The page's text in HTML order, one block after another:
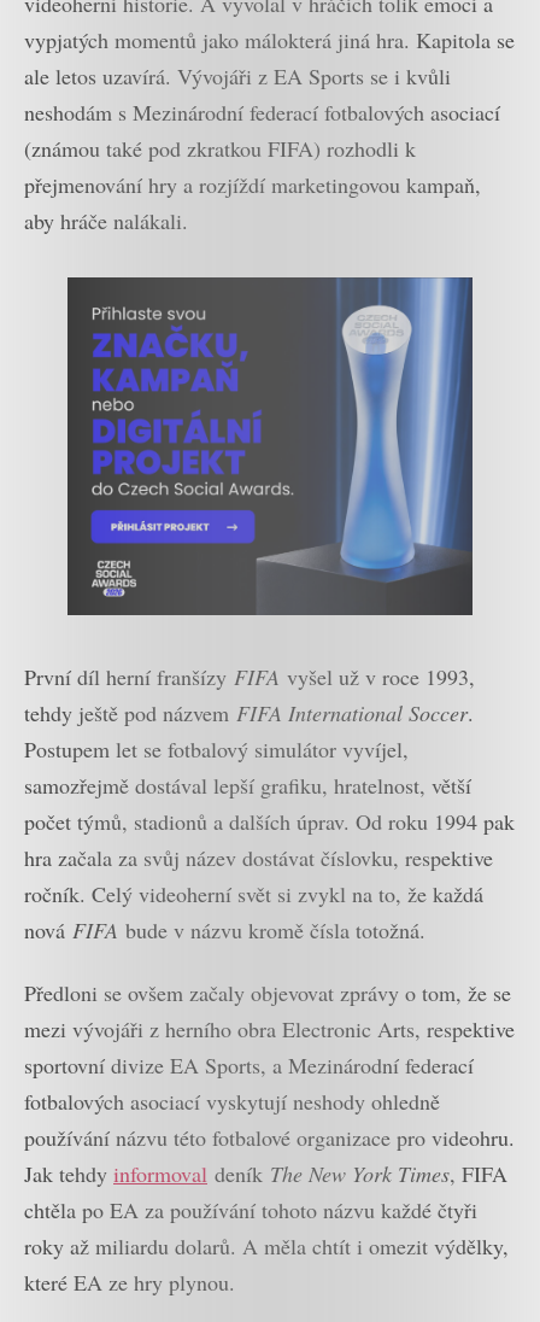
vypjatých momentů jako málokterá jiná hra. Kapitola se
ale letos uzavírá. Vývojáři z EA Sports se i kvůli
neshodám s Mezinárodní federací fotbalových asociací
(známou také pod zkratkou FIFA) rozhodli k
přejmenování hry a rozjíždí marketingovou kampaň,
aby hráče nalákali.
První díl herní franšízy FIFA vyšel už v roce 1993,
tehdy ještě pod názvem FIFA International Soccer.
Postupem let se fotbalový simulátor vyvíjel,
samozřejmě dostával lepší grafiku, hratelnost, větší
počet týmů, stadionů a dalších úprav. Od roku 1994 pak
hra začala za svůj název dostávat číslovku, respektive
ročník. Celý videoherní svět si zvykl na to, že každá
nová FIFA bude v názvu kromě čísla totožná.
Předloni se ovšem začaly objevovat zprávy o tom, že se
mezi vývojáři z herního obra Electronic Arts, respektive
sportovní divize EA Sports, a Mezinárodní federací
fotbalových asociací vyskytují neshody ohledně
používání názvu této fotbalové organizace pro videohru.
Jak tehdy informoval deník The New York Times, FIFA
chtěla po EA za používání tohoto názvu každé čtyři
roky až miliardu dolarů. A měla chtít i omezit výdělky,
které EA ze hry plynou.